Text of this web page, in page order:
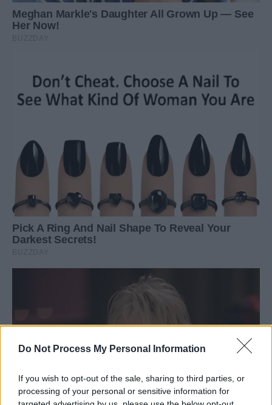
Do Not Process My Personal Information
If you wish to opt-out of the sale, sharing to third parties, or
processing of your personal or sensitive information for